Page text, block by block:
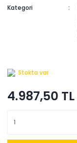
Kategori
Stokta var
4.987,50 TL